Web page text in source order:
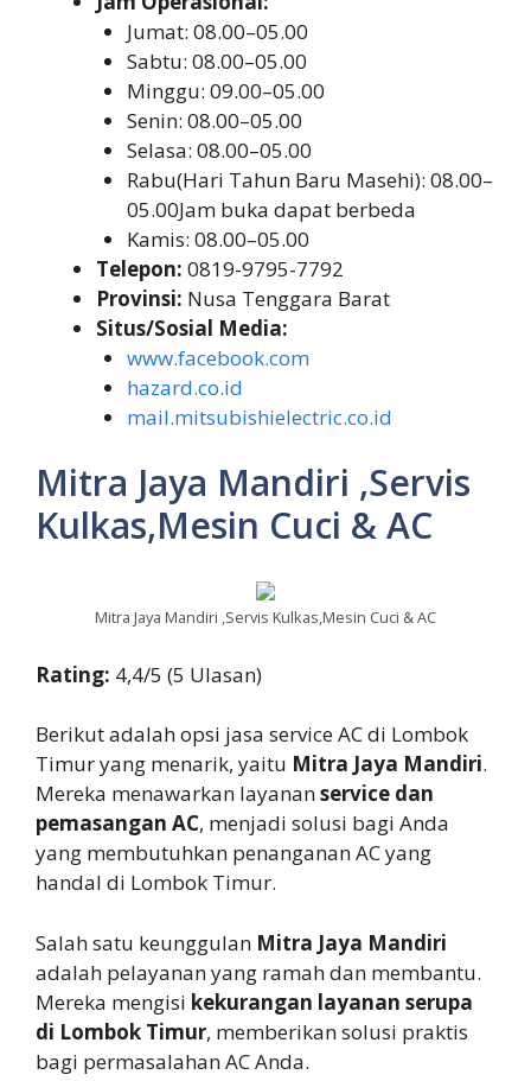
Jumat: 08.00–05.00
Sabtu: 08.00–05.00
Minggu: 09.00–05.00
Senin: 08.00–05.00
Selasa: 08.00–05.00
Rabu(Hari Tahun Baru Masehi): 08.00–
05.00Jam buka dapat berbeda
Kamis: 08.00–05.00
Telepon: 0819-9795-7792
Provinsi: Nusa Tenggara Barat
Situs/Sosial Media:
www.facebook.com
hazard.co.id
mail.mitsubishielectric.co.id
Mitra Jaya Mandiri ,Servis
Kulkas,Mesin Cuci & AC
Mitra Jaya Mandiri ,Servis Kulkas,Mesin Cuci & AC
Rating: 4,4/5 (5 Ulasan)
Berikut adalah opsi jasa service AC di Lombok
Timur yang menarik, yaitu Mitra Jaya Mandiri.
Mereka menawarkan layananservice dan
pemasangan AC, menjadi solusi bagi Anda
yang membutuhkan penanganan AC yang
handal di Lombok Timur.
Salah satu keunggulan Mitra Jaya Mandiri
adalah pelayanan yang ramah dan membantu.
Mereka mengisi kekurangan layanan serupa
di Lombok Timur, memberikan solusi praktis
bagi permasalahan AC Anda.